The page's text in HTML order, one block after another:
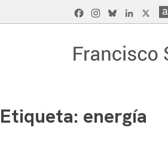
to
FacebookInstagram
BlueskyLinkedIn
Etiqueta: energía